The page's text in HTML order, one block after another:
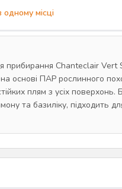
місці
прибирання Chanteclair Vert
основі ПАР рослинного
плям з усіх поверхонь.
та базиліку, підходить